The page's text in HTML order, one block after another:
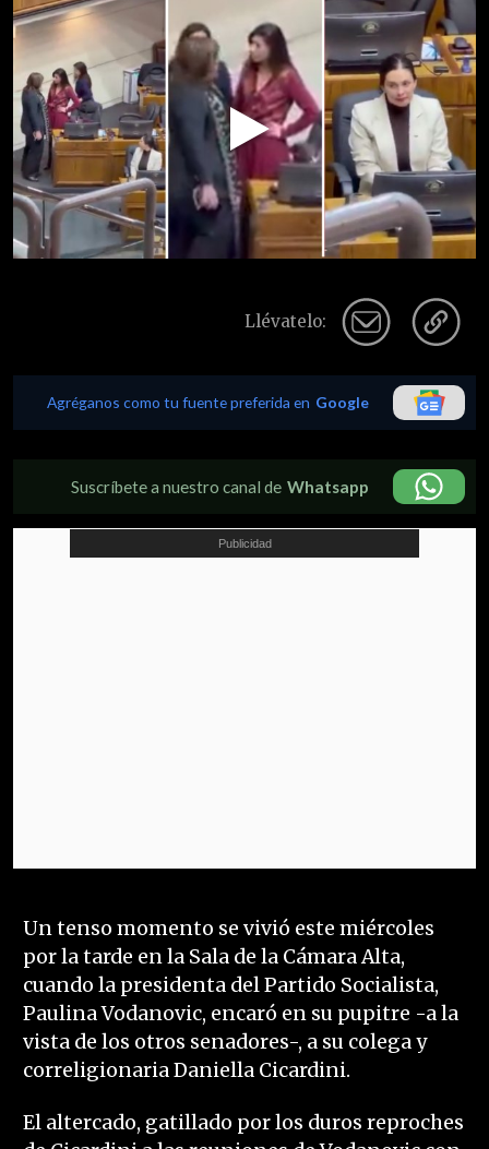
Play
Video
Llévatelo:
Agréganos como tu fuente preferida en Google
Suscríbete a nuestro canal de Whatsapp
Un tenso momento se vivió este miércoles
por la tarde en la Sala de la Cámara Alta,
cuando la presidenta del Partido Socialista,
Paulina Vodanovic, encaró en su pupitre -a la
vista de los otros senadores-, a su colega y
correligionaria Daniella Cicardini.
El altercado, gatillado por los duros reproches